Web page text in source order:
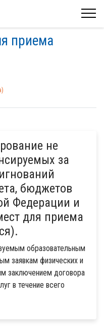
приема
не
за
бюджетов
Федерации и
для приема
образовательным
заявкам физических и
заключением договора
в течение всего